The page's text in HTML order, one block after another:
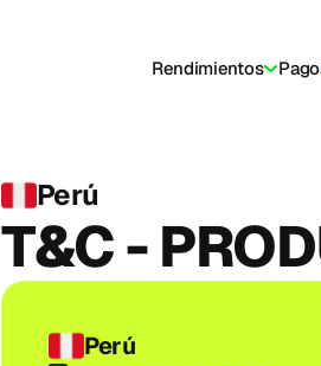
Rendimientos
Perú
T&C -
Perú